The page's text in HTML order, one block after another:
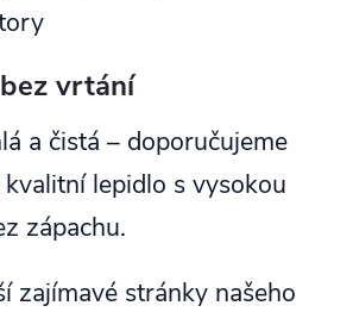
vrtání
a čistá – doporučujeme
kvalitní lepidlo s vysokou
zápachu.
zajímavé stránky našeho